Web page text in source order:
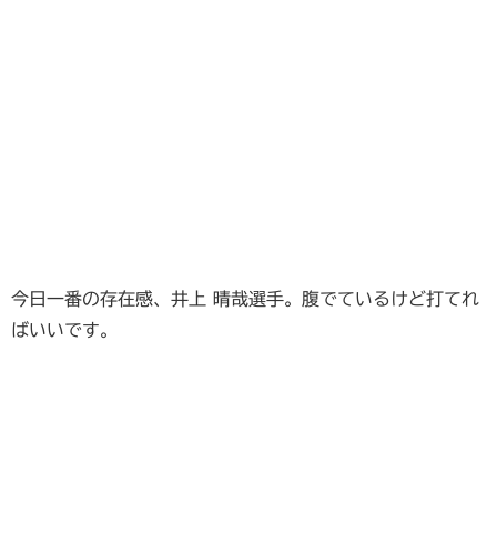
今日一番の存在感、井上 晴哉選手。腹でているけど打てれ
ばいいです。